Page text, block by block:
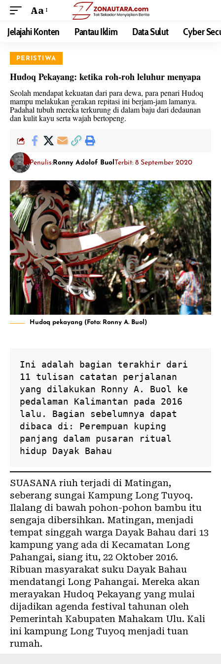
Aa
Jelajahi Konten Pantau Iklim Data Sulut Cyber
PERISTIWA
Hudoq Pekayang: ketika roh-roh leluhur menyapa
Seolah mendapat kekuatan dari para dewa, para penari Hudoq
mampu melakukan gerakan repitasi ini berjam-jam lamanya.
Padahal tubuh mereka terkurung di dalam baju dari dedaunan
dan kulit kayu serta wajah bertopeng.
Penulis: Ronny Adolof BuolTerbit: 8 September 2020
Hudoq pekayang (Foto: Ronny A. Buol)
Ini adalah bagian terakhir dari
11 tulisan catatan perjalanan
yang dilakukan Ronny A. Buol ke
pedalaman Kalimantan pada 2016
lalu. Bagian sebelumnya dapat
dibaca di: Perempuan kuping
panjang dalam pusaran ritual
hidup Dayak Bahau
SUASANA riuh terjadi di Matingan,
seberang sungai Kampung Long Tuyoq.
Ilalang di bawah pohon-pohon bambu itu
sengaja dibersihkan. Matingan, menjadi
tempat singgah warga Dayak Bahau dari 13
kampung yang ada di Kecamatan Long
Pahangai, siang itu, 22 Oktober 2016.
Ribuan masyarakat suku Dayak Bahau
mendatangi Long Pahangai. Mereka akan
merayakan Hudoq Pekayang yang mulai
dijadikan agenda festival tahunan oleh
Pemerintah Kabupaten Mahakam Ulu. Kali
ini kampung Long Tuyoq menjadi tuan
rumah.